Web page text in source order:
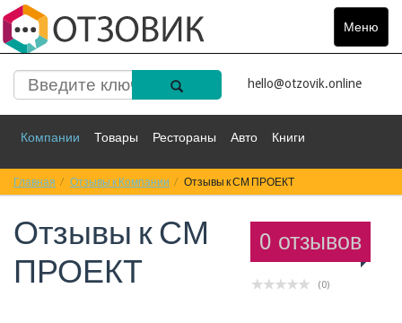
Меню
Toggle
hello@otzovik.online
Компании Товары Рестораны Авто Книги
Спорт Фильмы Деньги Путешествия
Красота Здоровье Остальное
Главная Отзывы к Компании Отзывы к СМ ПРОЕКТ
0 отзывов
(0)
Отзывы кСМ
ПРОЕКТ